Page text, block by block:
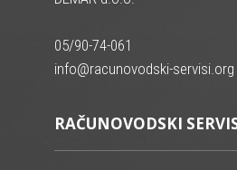
05/90-74-061
info@racunovodski-servisi.org
RAČUNOVODSKI